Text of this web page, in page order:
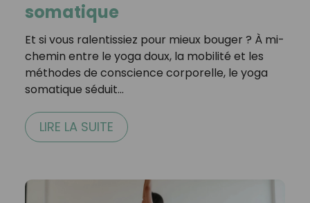
somatique
Et si vous ralentissiez pour mieux bouger ? À mi-
chemin entre le yoga doux, la mobilité et les
méthodes de conscience corporelle, le yoga
somatique séduit…
LIRE LA SUITE